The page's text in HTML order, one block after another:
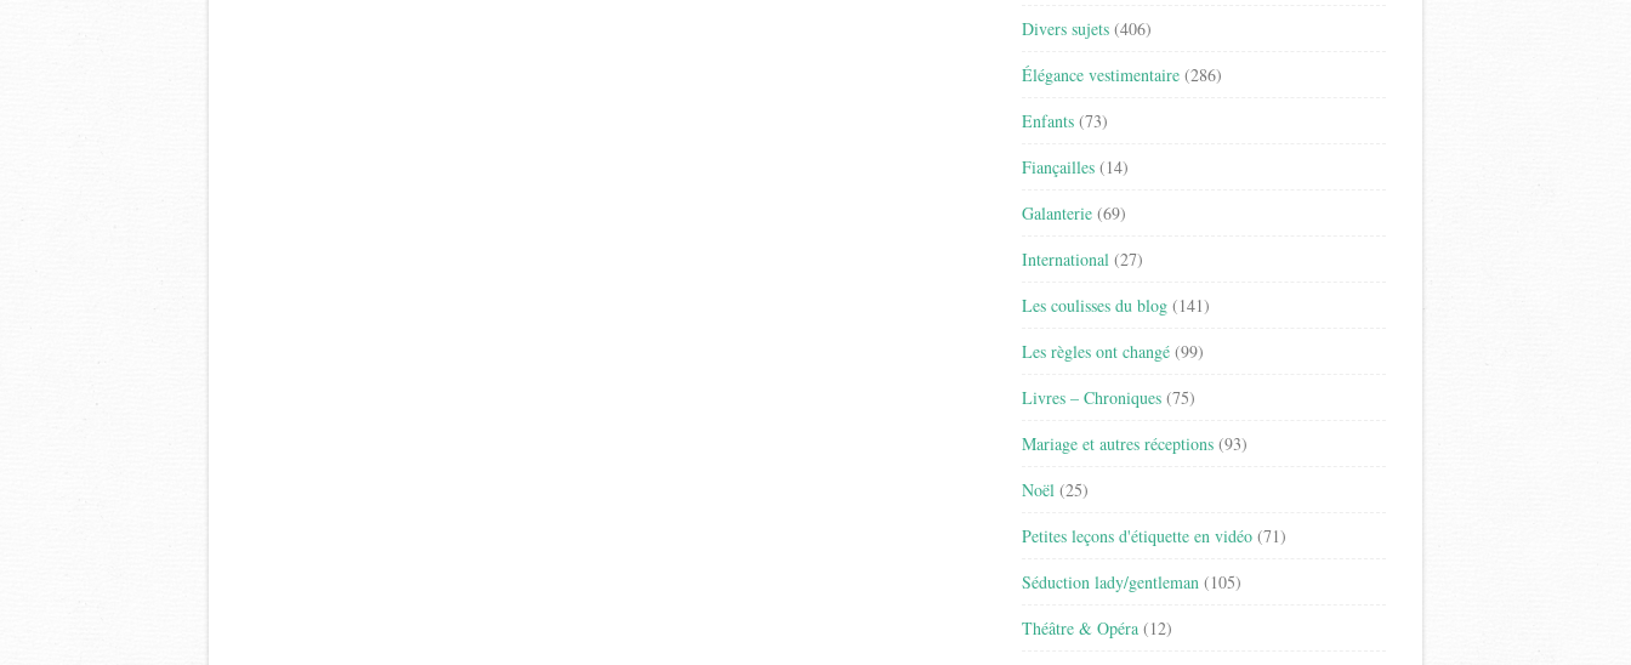
Divers sujets (406)
Élégance vestimentaire (286)
Enfants (73)
Fiançailles (14)
Galanterie (69)
International (27)
Les coulisses du blog (141)
Les règles ont changé (99)
Livres – Chroniques (75)
Mariage et autres réceptions (93)
Noël (25)
Petites leçons d'étiquette en vidéo (71)
Séduction lady/gentleman (105)
Théâtre & Opéra (12)